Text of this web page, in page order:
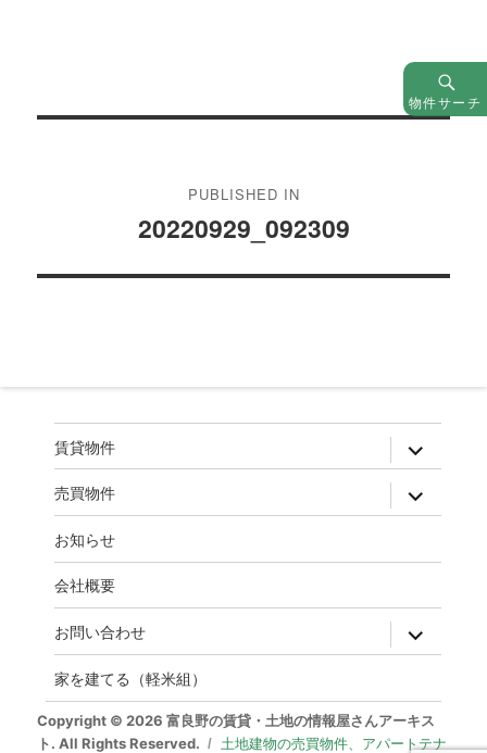
ゲ
ン
PUBLISHED IN
20220929_092309
物件サーチ
賃貸物件 expand
child
menu
売買物件 expand
child
menu
お知らせ
会社概要
お問い合わせ expand
child
menu
家を建てる（軽米組）
Copyright © 2026 富良野の賃貸・土地の情報屋さんアーキス
ト. All Rights Reserved.
土地建物の売買物件、アパートテナ